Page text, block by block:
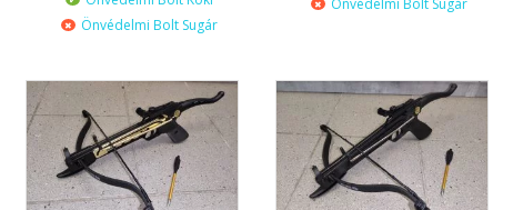
Önvédelmi Bolt Sugár